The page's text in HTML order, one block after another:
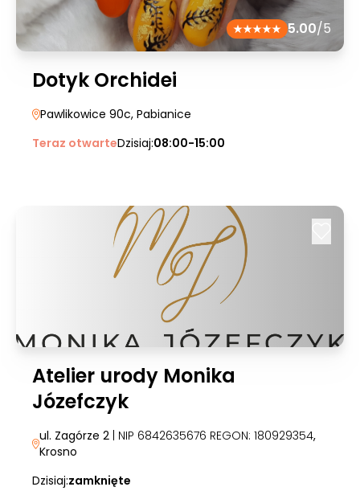
5.00/5
Dotyk Orchidei
Pawlikowice 90c, Pabianice
Teraz otwarteDzisiaj:08:00-15:00
Atelier urody Monika
Józefczyk
ul. Zagórze 2 | NIP 6842635676 REGON: 180929354,
Krosno
Dzisiaj:zamknięte